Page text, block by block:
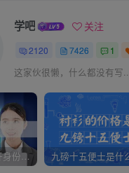
学吧 关注
2120 7426 1
这家伙很懒，什么都没有写
国安局上班公开身份是什么（国安身份对家人保密吗）